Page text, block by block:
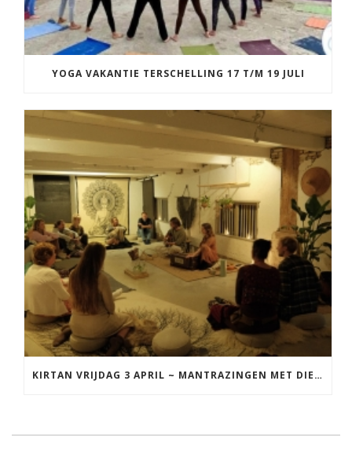
YOGA VAKANTIE TERSCHELLING 17 T/M 19 JULI
KIRTAN VRIJDAG 3 APRIL ~ MANTRAZINGEN MET DIEDERICK IN LEEUWARDEN